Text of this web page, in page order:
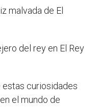
malvada de El
del rey en El Rey
estas curiosidades
el mundo de